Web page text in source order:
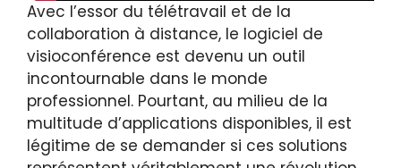
Avec l’essor du télétravail et de la
collaboration à distance, le logiciel de
visioconférence est devenu un outil
incontournable dans le monde
professionnel. Pourtant, au milieu de la
multitude d’applications disponibles, il est
légitime de se demander si ces solutions